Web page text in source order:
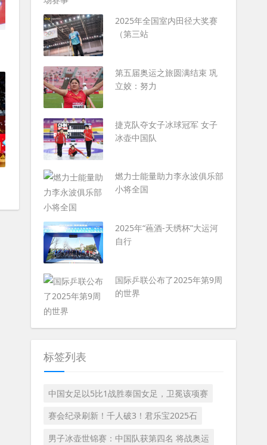
2025年全国室内田径大奖赛
（第三站
第五届奥运之旅圆满结束 巩
立姣：努力
捷克队夺女子冰球冠军 女子
冰壶中国队
燃力士能量助力李永波俱乐部
小将全国
2025年“蘓酒-天绣杯”大运河
自行
国际乒联公布了2025年第9周
的世界
标签列表
中国女足以5比1战胜泰国女足，卫冕该项赛
赛会纪录刷新！千人破3！君乐宝2025石
男子冰壶世锦赛：中国队获第四名 将战奥运